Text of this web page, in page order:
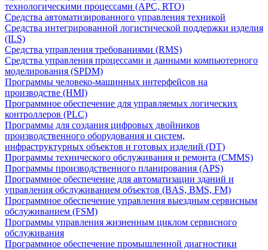
технологическими процессами (APC, RTO)
Средства автоматизированного управления техникой
Средства интегрированной логистической поддержки изделия
(ILS)
Средства управления требованиями (RMS)
Средства управления процессами и данными компьютерного
моделирования (SPDM)
Программы человеко-машинных интерфейсов на
производстве (HMI)
Программное обеспечение для управляемых логических
контроллеров (PLC)
Программы для создания цифровых двойников
производственного оборудования и систем,
инфраструктурных объектов и готовых изделий (DT)
Программы технического обслуживания и ремонта (CMMS)
Программы производственного планирования (APS)
Программное обеспечение для автоматизации зданий и
управления обслуживанием объектов (BAS, BMS, FM)
Программное обеспечение управления выездным сервисным
обслуживанием (FSM)
Программы управления жизненным циклом сервисного
обслуживания
Программное обеспечение промышленной диагностики